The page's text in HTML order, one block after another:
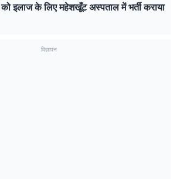
इलाज के लिए महेशखूँट अस्पताल में भर्ती कराया
विज्ञापन